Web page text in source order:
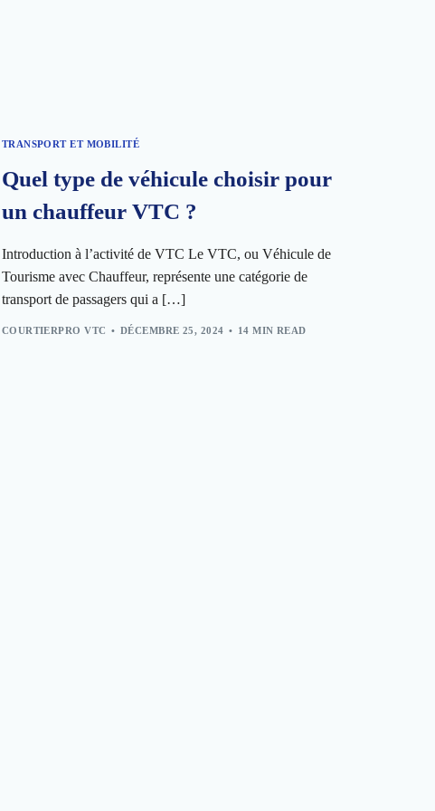
TRANSPORT ET MOBILITÉ
Quel type de véhicule choisir pour
un chauffeur VTC ?
Introduction à l’activité de VTC Le VTC, ou Véhicule de
Tourisme avec Chauffeur, représente une catégorie de
transport de passagers qui a […]
COURTIERPRO VTC DÉCEMBRE 25, 2024 14 MIN READ